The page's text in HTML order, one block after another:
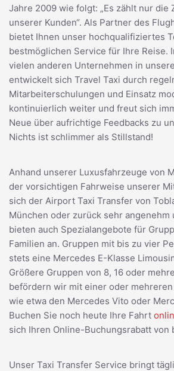
Jahre 2009 wie folgt: „Es zählt nur die
unserer Kunden“. Als Partner des
bietet Ihnen unser hochqualifiziertes
bestmöglichen Service für Ihre Reise.
vielen anderen Unternehmen in
entwickelt sich Travel Taxi durch
Mitarbeiterschulungen und Einsatz
kontinuierlich weiter und freut sich
Neue über aufrichtige Feedbacks zu
Nichts ist schlimmer als Stillstand!
Anhand unserer Luxusfahrzeuge von
der vorsichtigen Fahrweise unserer
sich der Airport Taxi Transfer von
München oder zurück sehr angenehm
bieten auch Spezialangebote für
Familien an. Gruppen mit bis zu vier
stets eine Mercedes E-Klasse
Größere Gruppen von 8, 16 oder
befördern wir mit einer oder
wie etwa den Mercedes Vito oder
Buchen Sie noch heute Ihre Fahrt
sich Ihren Online-Buchungsrabatt von
Unser Taxi Transfer Service bringt